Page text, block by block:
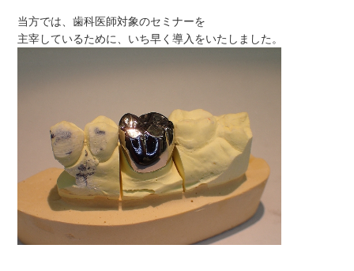
当方では、歯科医師対象のセミナーを
主宰しているために、いち早く導入をいたしました。